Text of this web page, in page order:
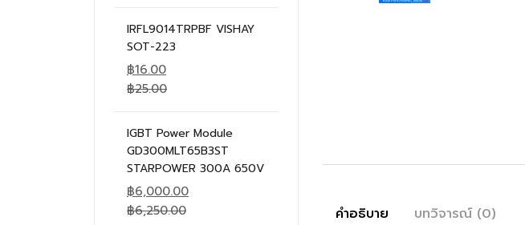
IRFL9014TRPBF VISHAY
SOT-223
฿16.00
฿25.00
IGBT Power Module
GD300MLT65B3ST
STARPOWER 300A 650V
฿6,000.00
฿6,250.00 คำอธิบาย บทวิจารณ์ (0)